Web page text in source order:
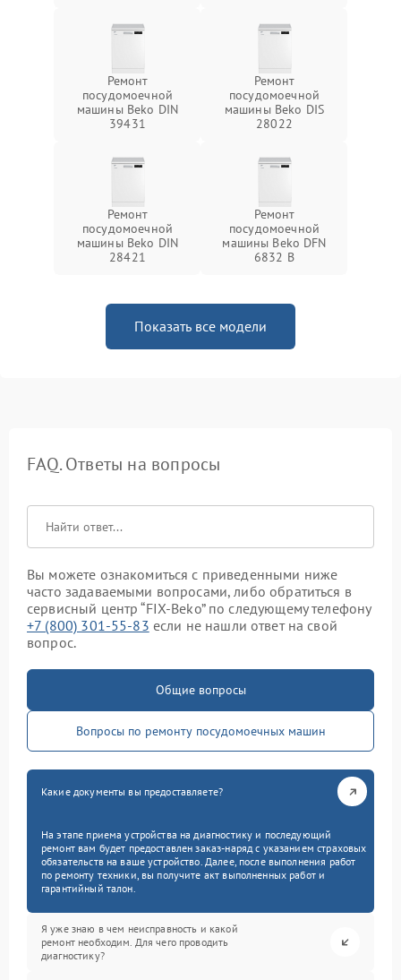
Ремонт
посудомоечной
машины Beko DIN
39431
Ремонт
посудомоечной
машины Beko DIS
28022
Ремонт
посудомоечной
машины Beko DIN
28421
Ремонт
посудомоечной
машины Beko DFN
6832 B
Показать все модели
FAQ. Ответы на вопросы
Вы можете ознакомиться с приведенными ниже
часто задаваемыми вопросами, либо обратиться в
сервисный центр “FIX-Beko” по следующему телефону
+7 (800) 301-55-83 если не нашли ответ на свой
вопрос.
Общие вопросы
Вопросы по ремонту посудомоечных машин
Какие документы вы предоставляете?
На этапе приема устройства на диагностику и последующий
ремонт вам будет предоставлен заказ-наряд с указанием страховых
обязательств на ваше устройство. Далее, после выполнения работ
по ремонту техники, вы получите акт выполненных работ и
гарантийный талон.
Я уже знаю в чем неисправность и какой
ремонт необходим. Для чего проводить
диагностику?